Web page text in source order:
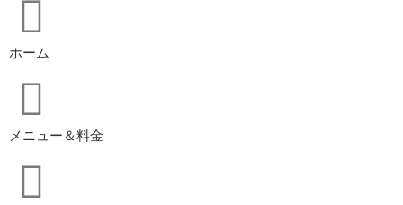
ホーム
メニュー＆料金